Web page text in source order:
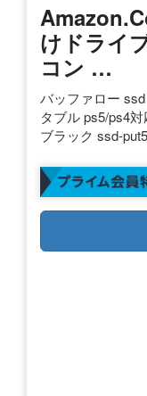
けドライ
コン …
バッファロー
タブル ps5/ps4
ブラック ssd-